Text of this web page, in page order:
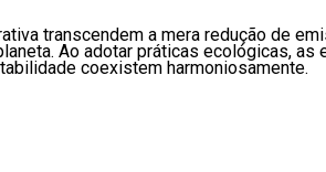
transcendem a mera redução de
Ao adotar práticas ecológicas,
coexistem harmoniosamente.